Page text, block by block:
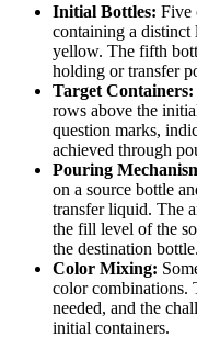
Initial Bottles: Five
containing a
yellow. The fifth
holding or transfer
Target Containers:
rows above the
question marks,
achieved through
Pouring
on a source bottle
transfer liquid. The
the fill level of the
the destination bottle.
Color Mixing:
color combinations.
needed, and the
initial containers.